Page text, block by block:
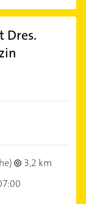
Dres.
3,2 km